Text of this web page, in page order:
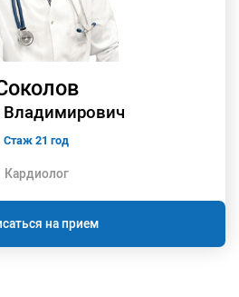
Стаж 21 год
Кардиолог
на прием